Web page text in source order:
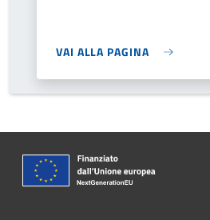
VAI ALLA PAGINA